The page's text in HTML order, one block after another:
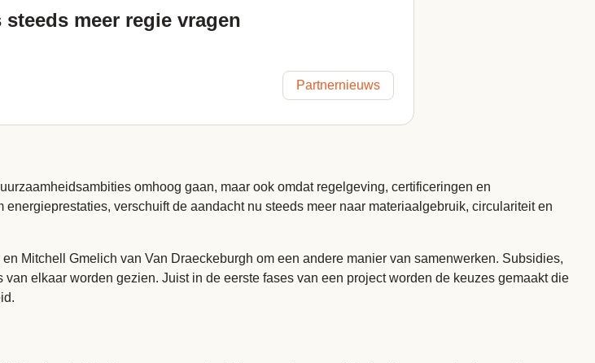
meer regie vragen
Partnernieuws
omhoog gaan, maar ook omdat regelgeving, certificeringen en
verschuift de aandacht nu steeds meer naar materiaalgebruik, circulariteit en
Mitchell Gmelich van Van Draeckeburgh om een andere manier van samenwerken. Subsidies,
elkaar worden gezien. Juist in de eerste fases van een project worden de keuzes gemaakt die